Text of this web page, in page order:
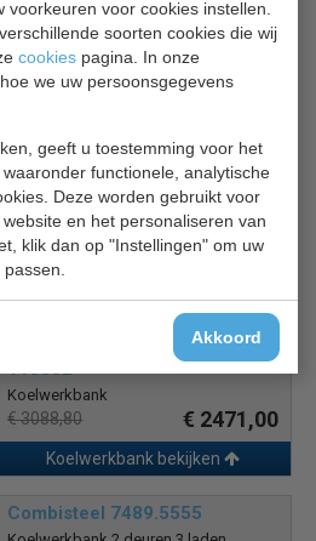
voor cookies instellen.
soorten cookies die wij
cookies pagina. In onze
we uw persoonsgegevens
geeft u toestemming voor het
functionele, analytische
Deze worden gebruikt voor
en het personaliseren van
klik dan op "Instellingen" om uw
Akkoord
Combisteel 7950.0080
Koelwerkbank
€ 1420,00 € 980,00
Bartscher Koelwerkbank
110852
Koelwerkbank
€ 3088,80 € 2471,00
Koelwerkbank bekijken
Combisteel 7489.5555